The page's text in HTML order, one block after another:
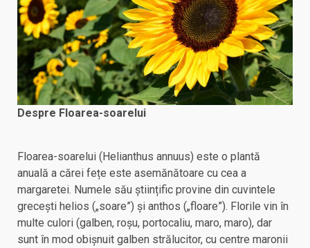
Despre Floarea-soarelui
Floarea-soarelui (Helianthus annuus) este o plantă
anuală a cărei fețe este asemănătoare cu cea a
margaretei. Numele său științific provine din cuvintele
grecești helios („soare”) și anthos („floare”). Florile vin în
multe culori (galben, roșu, portocaliu, maro, maro), dar
sunt în mod obișnuit galben strălucitor, cu centre maronii